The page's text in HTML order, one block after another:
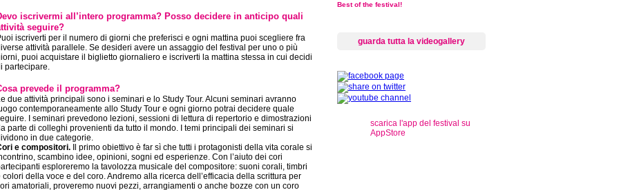
iscrivermi all’intero programma? Posso decidere in anticipo quali
seguire?
iscriverti per il numero di giorni che preferisci e ogni mattina puoi scegliere fra
attività parallele. Se desideri avere un assaggio del festival per uno o più
puoi acquistare il biglietto giornaliero e iscriverti la mattina stessa in cui decidi
partecipare.
prevede il programma?
due attività principali sono i seminari e lo Study Tour. Alcuni seminari avranno
contemporaneamente allo Study Tour e ogni giorno potrai decidere quale
I seminari prevedono lezioni, sessioni di lettura di repertorio e dimostrazioni
parte di colleghi provenienti da tutto il mondo. I temi principali dei seminari si
in due categorie.
e compositori. Il primo obiettivo è far sì che tutti i protagonisti della vita corale si
scambino idee, opinioni, sogni ed esperienze. Con l’aiuto dei cori
esploreremo la tavolozza musicale del compositore: suoni corali, timbri
colori della voce e del coro. Andremo alla ricerca dell’efficacia della scrittura per
amatoriali, proveremo nuovi pezzi, arrangiamenti o anche bozze con un coro
Best of the festival!
guarda tutta la videogallery
scarica l'app del festival su
AppStore